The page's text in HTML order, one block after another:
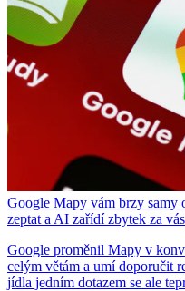
Google Mapy vám brzy samy
zeptat a AI zařídí zbytek za vás
Google proměnil Mapy v
celým větám a umí doporučit
jídla jedním dotazem se ale